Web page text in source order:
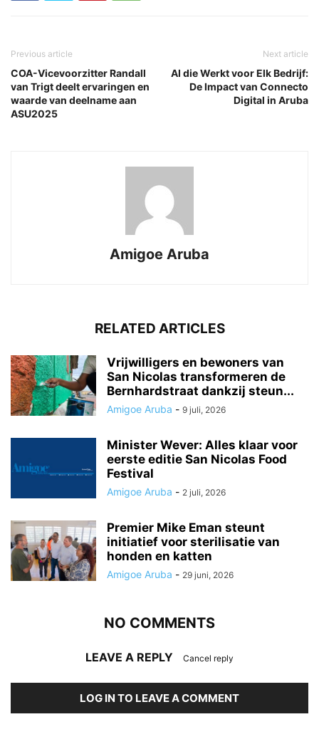
Previous article
COA-Vicevoorzitter Randall
van Trigt deelt ervaringen en
waarde van deelname aan
ASU2025
Next article
AI die Werkt voor Elk Bedrijf:
De Impact van Connecto
Digital in Aruba
Amigoe Aruba
RELATED ARTICLES
Vrijwilligers en bewoners van
San Nicolas transformeren de
Bernhardstraat dankzij steun...
Amigoe Aruba - 9 juli, 2026
Minister Wever: Alles klaar voor
eerste editie San Nicolas Food
Festival
Amigoe Aruba - 2 juli, 2026
Premier Mike Eman steunt
initiatief voor sterilisatie van
honden en katten
Amigoe Aruba - 29 juni, 2026
NO COMMENTS
LEAVE A REPLY Cancel reply
LOG IN TO LEAVE A COMMENT